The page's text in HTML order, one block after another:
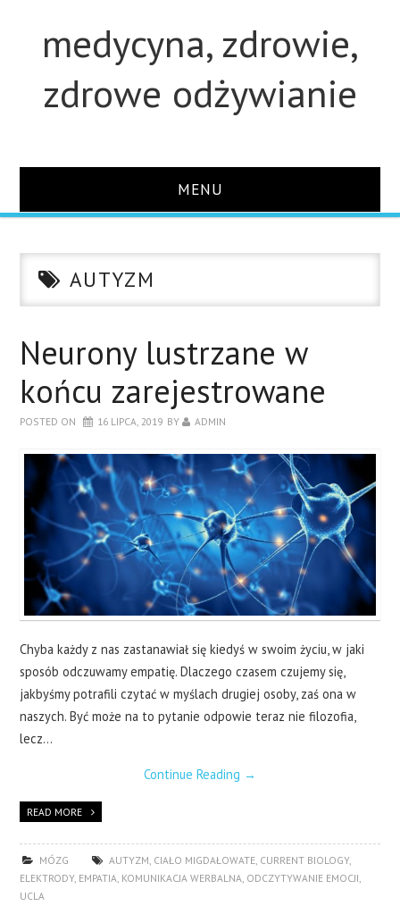
medycyna, zdrowie,
zdrowe odżywianie
MENU
STUDIA
KONTAKT
AUTYZM
Neurony lustrzane w
końcu zarejestrowane
POSTED ON 16 LIPCA, 2019 BY ADMIN
Chyba każdy z nas zastanawiał się kiedyś w swoim życiu, w jaki
sposób odczuwamy empatię. Dlaczego czasem czujemy się,
jakbyśmy potrafili czytać w myślach drugiej osoby, zaś ona w
naszych. Być może na to pytanie odpowie teraz nie filozofia,
lecz…
Continue Reading →
READ MORE
MÓZG AUTYZM, CIAŁO MIGDAŁOWATE, CURRENT BIOLOGY,
ELEKTRODY, EMPATIA, KOMUNIKACJA WERBALNA, ODCZYTYWANIE EMOCJI,
UCLA